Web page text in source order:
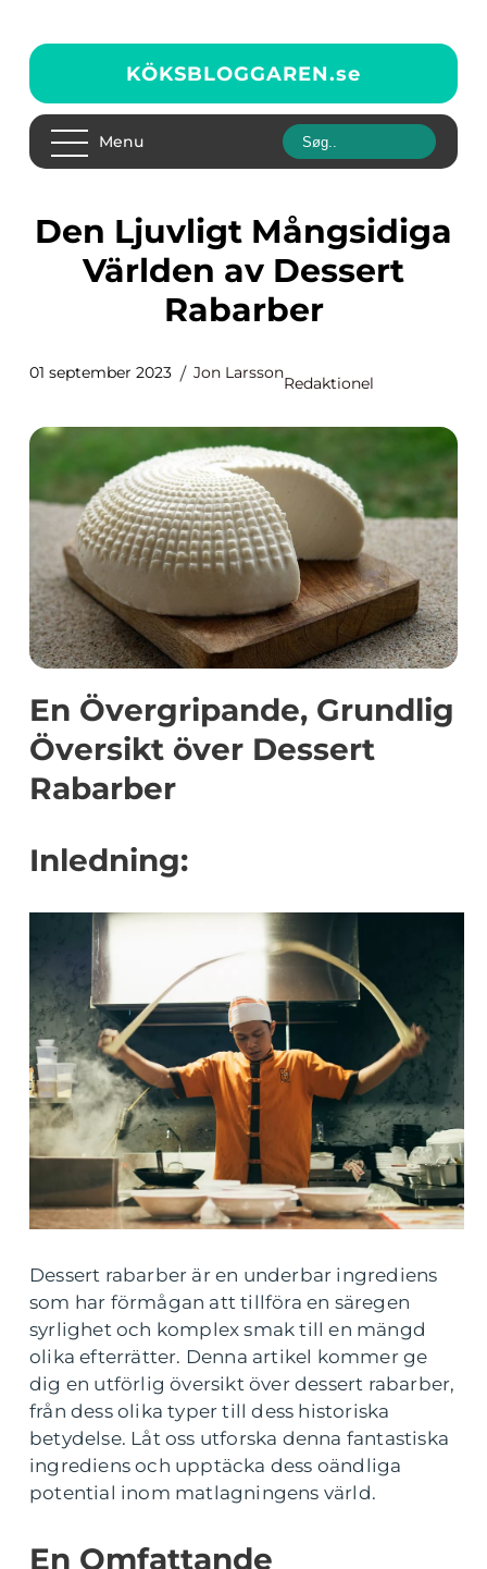
KÖKSBLOGGAREN.se
Menu
Den Ljuvligt Mångsidiga
Världen av Dessert
Rabarber
01 september 2023 Jon Larsson
Redaktionel
En Övergripande, Grundlig
Översikt över Dessert
Rabarber
Inledning:
Dessert rabarber är en underbar ingrediens
som har förmågan att tillföra en säregen
syrlighet och komplex smak till en mängd
olika efterrätter. Denna artikel kommer ge
dig en utförlig översikt över dessert rabarber,
från dess olika typer till dess historiska
betydelse. Låt oss utforska denna fantastiska
ingrediens och upptäcka dess oändliga
potential inom matlagningens värld.
En Omfattande